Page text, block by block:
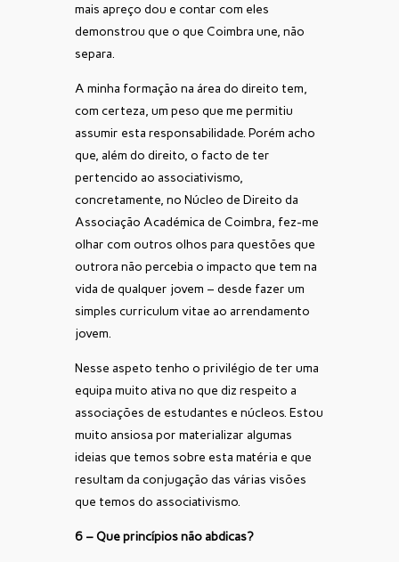
mais apreço dou e contar com eles
demonstrou que o que Coimbra une, não
separa.
A minha formação na área do direito tem,
com certeza, um peso que me permitiu
assumir esta responsabilidade. Porém acho
que, além do direito, o facto de ter
pertencido ao associativismo,
concretamente, no Núcleo de Direito da
Associação Académica de Coimbra, fez-me
olhar com outros olhos para questões que
outrora não percebia o impacto que tem na
vida de qualquer jovem – desde fazer um
simples curriculum vitae ao arrendamento
jovem.
Nesse aspeto tenho o privilégio de ter uma
equipa muito ativa no que diz respeito a
associações de estudantes e núcleos. Estou
muito ansiosa por materializar algumas
ideias que temos sobre esta matéria e que
resultam da conjugação das várias visões
que temos do associativismo.
6 – Que princípios não abdicas?